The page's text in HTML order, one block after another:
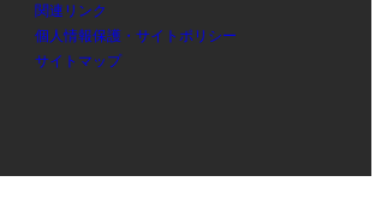
関連リンク
個人情報保護・サイトポリシー
サイトマップ